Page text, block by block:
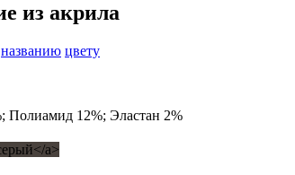
из акрила
названию цвету
12%; Эластан 2%
a>